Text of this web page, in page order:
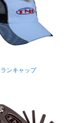
ランキャップ